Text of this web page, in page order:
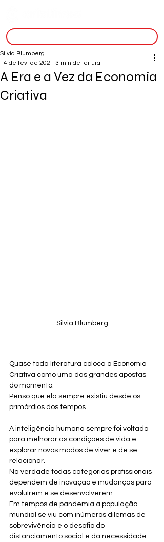
A Era e a Vez da Economia
Criativa
Silvia Blumberg
14 de fev. de 2021 3 min de leitura
Silvia Blumberg
Quase toda literatura coloca a Economia
Criativa como uma das grandes apostas
do momento.
Penso que ela sempre existiu desde os
primórdios dos tempos.
A inteligência humana sempre foi voltada
para melhorar as condições de vida e
explorar novos modos de viver e de se
relacionar.
Na verdade todas categorias profissionais
dependem de inovação e mudanças para
evoluírem e se desenvolverem.
Em tempos de pandemia a população
mundial se viu com inúmeros dilemas de
sobrevivência e o desafio do
distanciamento social e da necessidade